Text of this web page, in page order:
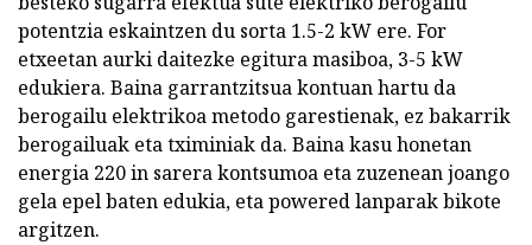
potentzia eskaintzen du sorta 1.5-2 kW ere. For
etxeetan aurki daitezke egitura masiboa, 3-5 kW
edukiera. Baina garrantzitsua kontuan hartu da
berogailu elektrikoa metodo garestienak, ez bakarrik
berogailuak eta tximiniak da. Baina kasu honetan
energia 220 in sarera kontsumoa eta zuzenean joango
gela epel baten edukia, eta powered lanparak bikote
argitzen.